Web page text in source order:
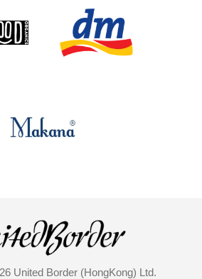
United Border (HongKong) Ltd.